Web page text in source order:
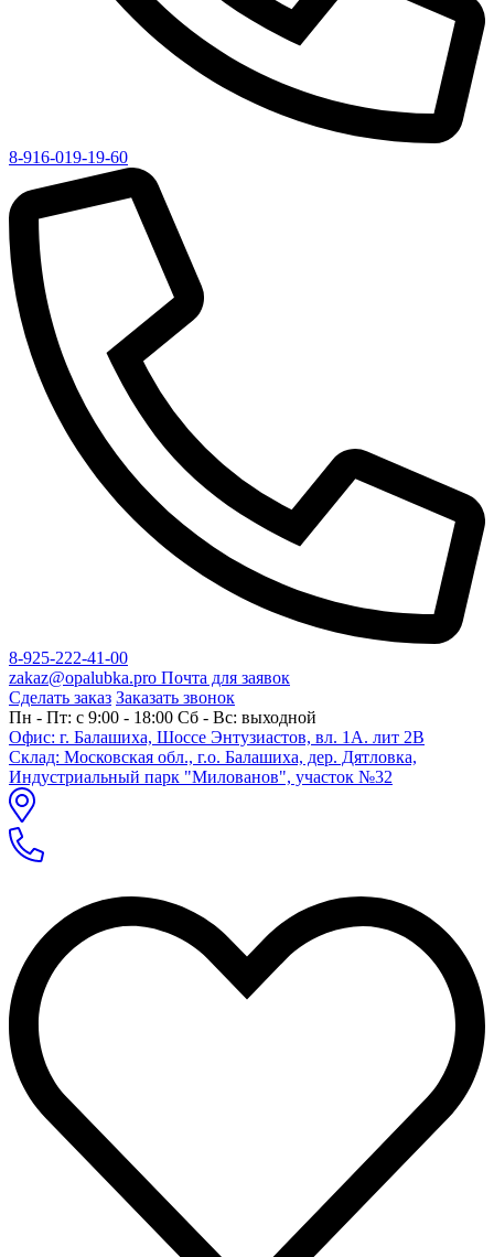
8-916-019-19-60
8-925-222-41-00
zakaz@opalubka.pro Почта для заявок
Сделать заказ Заказать звонок
Пн - Пт: c 9:00 - 18:00 Сб - Вс: выходной
Офис: г. Балашиха, Шоссе Энтузиастов, вл. 1А. лит 2В
Склад: Московская обл., г.о. Балашиха, дер. Дятловка,
Индустриальный парк "Милованов", участок №32